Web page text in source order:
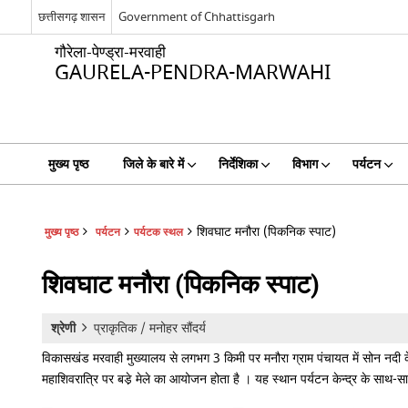
छत्तीसगढ़ शासन Government of Chhattisgarh
गौरेला-पेण्ड्रा-मरवाही
GAURELA-PENDRA-MARWAHI
मुख्य पृष्ठ जिले के बारे में निर्देशिका विभाग पर्यटन
मुख्य पृष्ठ पर्यटन पर्यटक स्थल शिवघाट मनौरा (पिकनिक स्पाट)
शिवघाट मनौरा (पिकनिक स्पाट)
श्रेणी
प्राकृतिक / मनोहर सौंदर्य
विकासखंड मरवाही मुख्यालय से लगभग 3 किमी पर मनौरा ग्राम पंचायत में सोन
महाशिवरात्रि पर बडे़ मेले का आयोजन होता है । यह स्थान पर्यटन केन्द्र के साथ-
शिवघाट
(पिकनिक
स्पाट)